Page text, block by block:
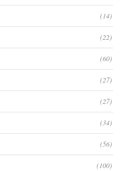
(14)
(22)
(60)
(27)
(27)
(34)
(56)
(100)